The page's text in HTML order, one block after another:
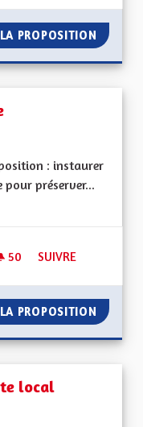
PROPOSITION
: instaurer
pour préserver...
50 50 ABONNÉS
SUIVRE
PROPOSITION DES
local